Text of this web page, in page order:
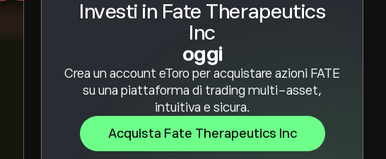
Investi in Fate Therapeutics
Inc
oggi
Crea un account eToro per acquistare azioni FATE
su una piattaforma di trading multi-asset,
intuitiva e sicura.
Acquista Fate Therapeutics Inc